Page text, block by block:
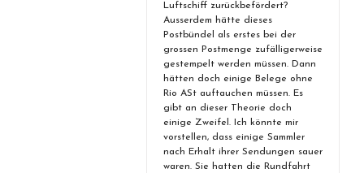
Luftschiff zurückbefördert?
Ausserdem hätte dieses
Postbündel als erstes bei der
grossen Postmenge zufälligerweise
gestempelt werden müssen. Dann
hätten doch einige Belege ohne
Rio ASt auftauchen müssen. Es
gibt an dieser Theorie doch
einige Zweifel. Ich könnte mir
vorstellen, dass einige Sammler
nach Erhalt ihrer Sendungen sauer
waren. Sie hatten die Rundfahrt